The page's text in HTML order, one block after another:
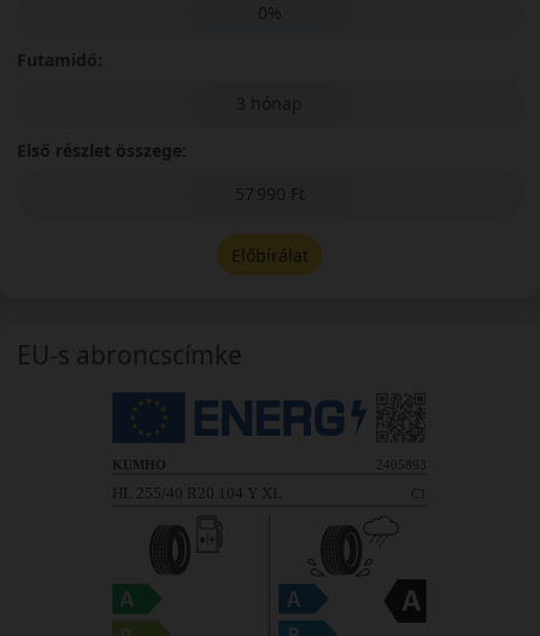
0%
Futamidő:
3 hónap
Első részlet összege:
57 990 Ft
Előbírálat
EU-s abroncscímke